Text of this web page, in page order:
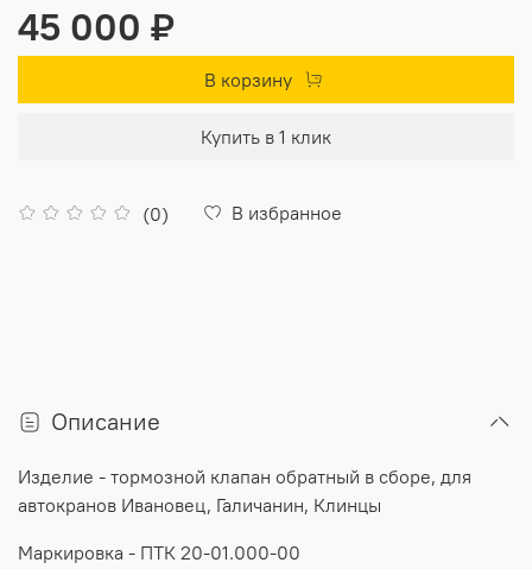
(0) В избранное
45 000 ₽
В корзину
Купить в 1 клик
Описание
Изделие - тормозной клапан обратный в сборе, для
автокранов Ивановец, Галичанин, Клинцы
Маркировка - ПТК 20-01.000-00